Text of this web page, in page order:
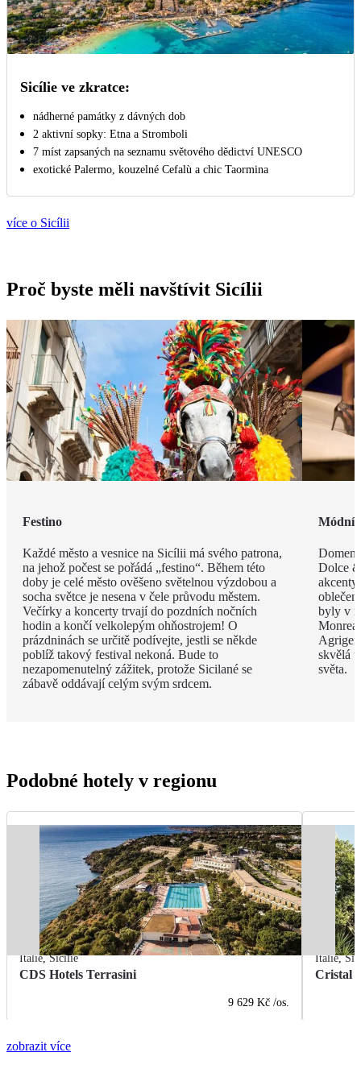
Sicílie ve zkratce:
nádherné památky z dávných dob
2 aktivní sopky: Etna a Stromboli
7 míst zapsaných na seznamu světového dědictví UNESCO
exotické Palermo, kouzelné Cefalù a chic Taormina
více o Sicílii
Proč byste měli navštívit Sicílii
Festino
Každé město a vesnice na Sicílii má svého patrona,
na jehož počest se pořádá „festino“. Během této
doby je celé město ověšeno světelnou výzdobou a
socha světce je nesena v čele průvodu městem.
Večírky a koncerty trvají do pozdních nočních
hodin a končí velkolepým ohňostrojem! O
prázdninách se určitě podívejte, jestli se někde
poblíž takový festival nekoná. Bude to
nezapomenutelný zážitek, protože Sicilané se
zábavě oddávají celým svým srdcem.
Módní
Dolce
byly v
skvělá
světa.
Podobné hotely v regionu
Itálie,Sicílie
CDS Hotels Terrasini
9 629 Kč /os.
Itálie,
Cristal
zobrazit více